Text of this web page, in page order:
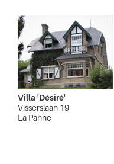
Villa 'Désiré'
Visserslaan 19
La Panne